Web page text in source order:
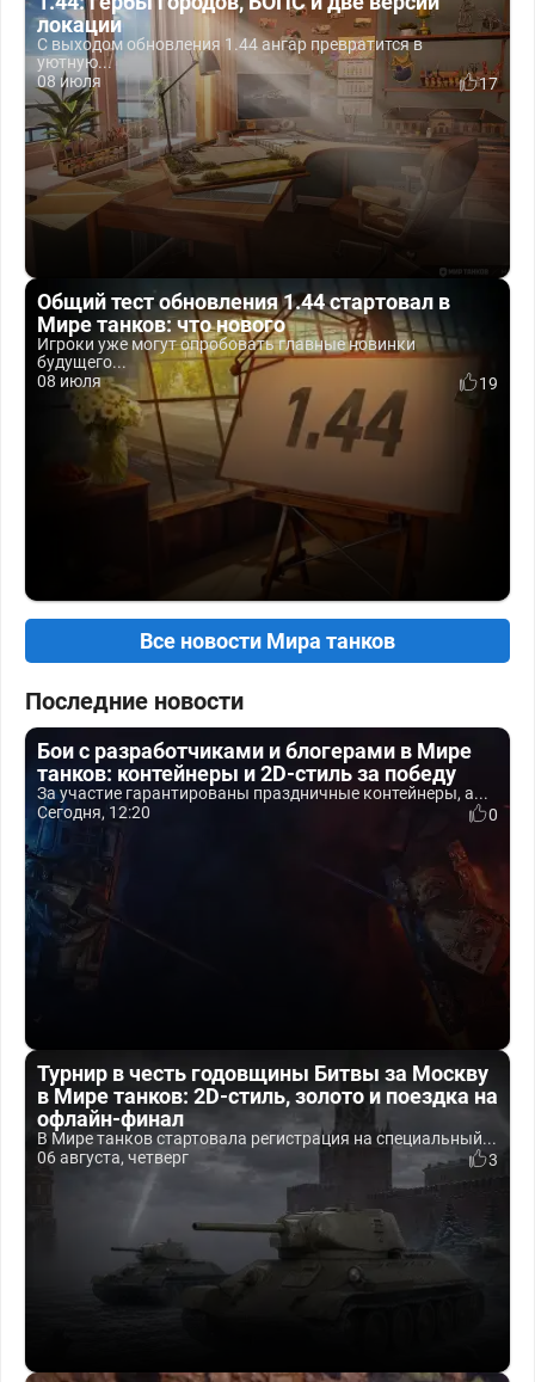
локации
С выходом обновления 1.44 ангар превратится в
уютную...
08 июля
17
Общий тест обновления 1.44 стартовал в
Мире танков: что нового
Игроки уже могут опробовать главные новинки
будущего...
08 июля
19
Все новости Мира танков
Последние новости
Бои с разработчиками и блогерами в Мире
танков: контейнеры и 2D-стиль за победу
За участие гарантированы праздничные контейнеры, а...
Сегодня, 12:20
0
Турнир в честь годовщины Битвы за Москву
в Мире танков: 2D-стиль, золото и поездка на
офлайн-финал
В Мире танков стартовала регистрация на специальный...
06 августа, четверг
3